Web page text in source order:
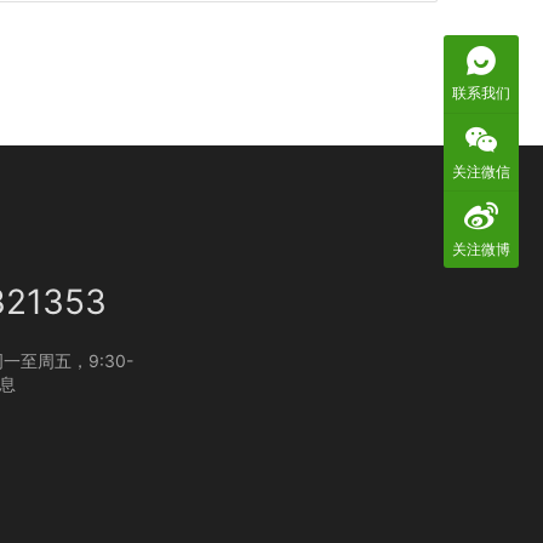
一至周五，9:30-
联系我们
关注微信
关注微博